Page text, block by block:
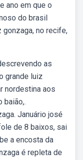
ano em que o
do brasil
no recife,
as
grande luiz
nordestina aos
baião,.
Januário josé
de 8 baixos, sai
a encosta da
é repleta de